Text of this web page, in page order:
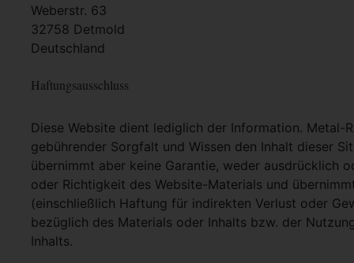
Weberstr. 63
32758 Detmold
Deutschland
Haftungsausschluss
Diese Website dient lediglich der Information. Metal-
gebührender Sorgfalt und Wissen den Inhalt dieser
übernimmt aber keine Garantie, weder ausdrücklich
oder Richtigkeit des Website-Materials und
(einschließlich Haftung für indirekten Verlust oder
bezüglich des Materials oder Inhalts bzw. der
Inhalts.